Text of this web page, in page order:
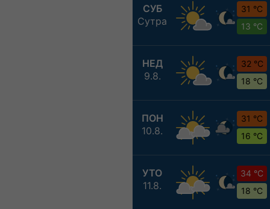
СУБ
Сутра
31 °C
13 °C
НЕД
9.8.
32 °C
18 °C
ПОН
10.8.
31 °C
16 °C
УТО
11.8.
34 °C
18 °C